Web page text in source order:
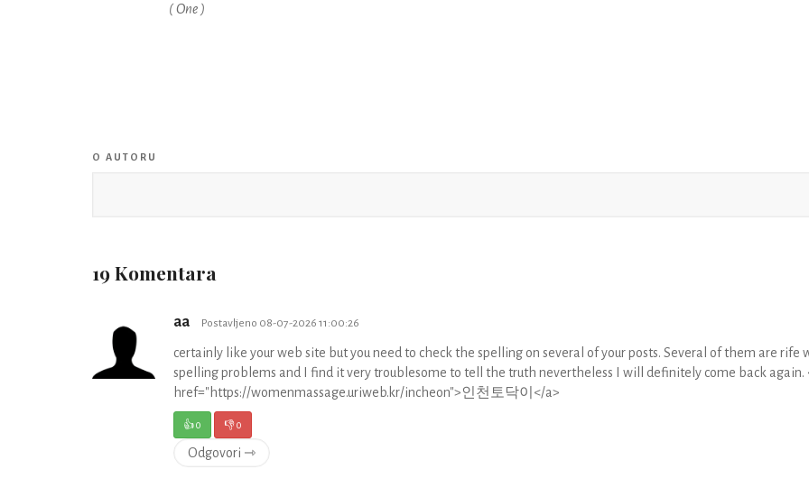
( One )
O AUTORU
19 Komentara
aa Postavljeno 08-07-2026 11:00:26
certainly like your web site but you need to check the spelling on several of your posts. Several of them are rife
spelling problems and I find it very troublesome to tell the truth nevertheless I will definitely come back again.
href="https://womenmassage.uriweb.kr/incheon">인천토닥이</a>
👍0 👎0
Odgovori ⇾